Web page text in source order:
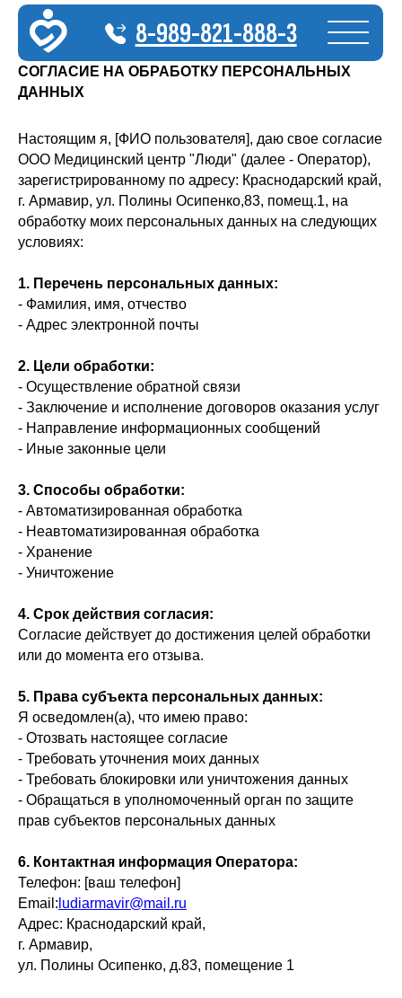
8-989-821-888-3
СОГЛАСИЕ НА ОБРАБОТКУ ПЕРСОНАЛЬНЫХ
ДАННЫХ
Настоящим я, [ФИО пользователя], даю свое согласие
ООО Медицинский центр "Люди" (далее - Оператор),
зарегистрированному по адресу: Краснодарский край,
г. Армавир, ул. Полины Осипенко,83, помещ.1, на
обработку моих персональных данных на следующих
условиях:
1. Перечень персональных данных:
- Фамилия, имя, отчество
- Адрес электронной почты
2. Цели обработки:
- Осуществление обратной связи
- Заключение и исполнение договоров оказания услуг
- Направление информационных сообщений
- Иные законные цели
3. Способы обработки:
- Автоматизированная обработка
- Неавтоматизированная обработка
- Хранение
- Уничтожение
4. Срок действия согласия:
Согласие действует до достижения целей обработки
или до момента его отзыва.
5. Права субъекта персональных данных:
Я осведомлен(а), что имею право:
- Отозвать настоящее согласие
- Требовать уточнения моих данных
- Требовать блокировки или уничтожения данных
- Обращаться в уполномоченный орган по защите
прав субъектов персональных данных
6. Контактная информация Оператора:
Телефон: [ваш телефон]
Email: ludiarmavir@mail.ru
Адрес: Краснодарский край,
г. Армавир,
ул. Полины Осипенко, д.83, помещение 1
ИИ-администратор
Онлайн